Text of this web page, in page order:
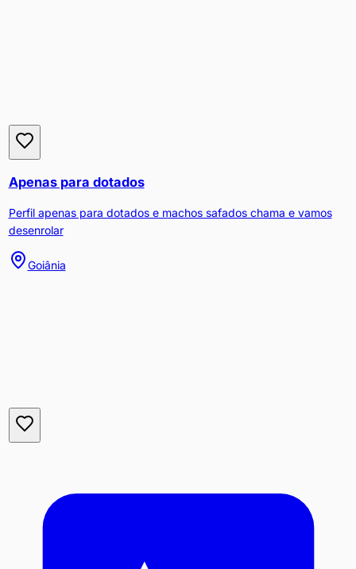
Apenas para dotados
Perfil apenas para dotados e machos safados chama e vamos
desenrolar
Goiânia